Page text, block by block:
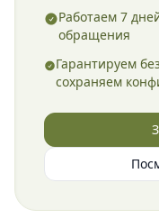
Работаем 7
обращения
Гарантируем
сохраняем